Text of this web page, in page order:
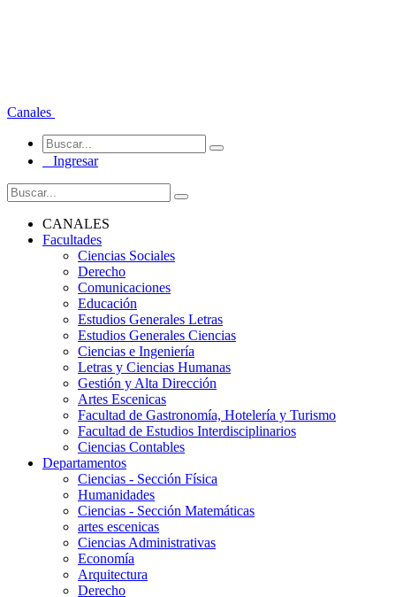
Canales
Ingresar
CANALES
Facultades
Ciencias Sociales
Derecho
Comunicaciones
Educación
Estudios Generales Letras
Estudios Generales Ciencias
Ciencias e Ingeniería
Letras y Ciencias Humanas
Gestión y Alta Dirección
Artes Escenicas
Facultad de Gastronomía, Hotelería y Turismo
Facultad de Estudios Interdisciplinarios
Ciencias Contables
Departamentos
Ciencias - Sección Física
Humanidades
Ciencias - Sección Matemáticas
artes escenicas
Ciencias Administrativas
Economía
Arquitectura
Derecho